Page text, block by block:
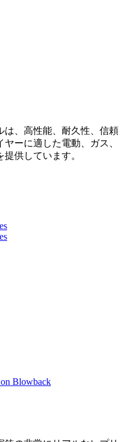
は、高性能、耐久性、信頼
ーに適した電動、ガス、
供しています。
Blowback